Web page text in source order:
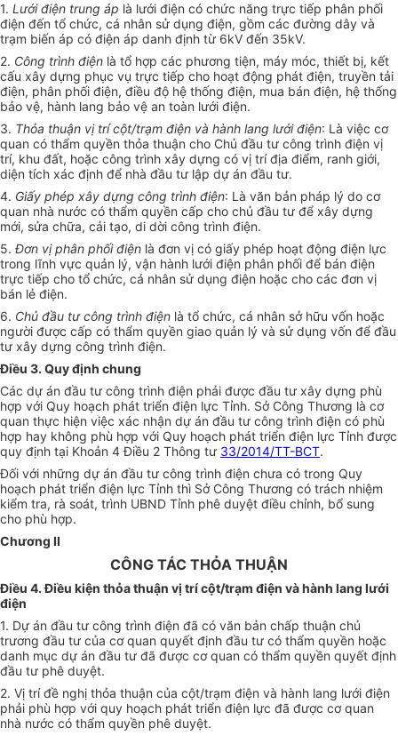
1. Lưới điện trung áp là lưới điện có chức năng trực tiếp phân phối
điện đến tổ chức, cá nhân sử dụng điện, gồm các đường dây và
trạm biến áp có điện áp danh định từ 6kV đến 35kV.
2. Công trình điện là tổ hợp các phương tiện, máy móc, thiết bị, kết
cấu xây dựng phục vụ trực tiếp cho hoạt động phát điện, truyền tải
điện, phân phối điện, điều độ hệ thống điện, mua bán điện, hệ thống
bảo vệ, hành lang bảo vệ an toàn lưới điện.
3. Thỏa thuận vị trí cột/trạm điện và hành lang lưới điện: Là việc cơ
quan có thẩm quyền thỏa thuận cho Chủ đầu tư công trình điện vị
trí, khu đất, hoặc công trình xây dựng có vị trí địa điểm, ranh giới,
diện tích xác định để nhà đầu tư lập dự án đầu tư.
4. Giấy phép xây dựng công trình điện: Là văn bản pháp lý do cơ
quan nhà nước có thẩm quyền cấp cho chủ đầu tư để xây dựng
mới, sửa chữa, cải tạo, di dời công trình điện.
5. Đơn vị phân phối điện là đơn vị có giấy phép hoạt động điện lực
trong lĩnh vực quản lý, vận hành lưới điện phân phối để bán điện
trực tiếp cho tổ chức, cá nhân sử dụng điện hoặc cho các đơn vị
bán lẻ điện.
6. Chủ đầu tư công trình điện là tổ chức, cá nhân sở hữu vốn hoặc
người được cấp có thẩm quyền giao quản lý và sử dụng vốn để đầu
tư xây dựng công trình điện.
Điều 3. Quy định chung
Các dự án đầu tư công trình điện phải được đầu tư xây dựng phù
hợp với Quy hoạch phát triển điện lực Tỉnh. Sở Công Thương là cơ
quan thực hiện việc xác nhận dự án đầu tư công trình điện có phù
hợp hay không phù hợp với Quy hoạch phát triển điện lực Tỉnh được
quy định tại Khoản 4 Điều 2 Thông tư 33/2014/TT-BCT.
Đối với những dự án đầu tư công trình điện chưa có trong Quy
hoạch phát triển điện lực Tỉnh thì Sở Công Thương có trách nhiệm
kiểm tra, rà soát, trình UBND Tỉnh phê duyệt điều chỉnh, bổ sung
cho phù hợp.
Chương II
CÔNG TÁC THỎA THUẬN
Điều 4. Điều kiện thỏa thuận vị trí cột/trạm điện và hành lang lưới
điện
1. Dự án đầu tư công trình điện đã có văn bản chấp thuận chủ
trương đầu tư của cơ quan quyết định đầu tư có thẩm quyền hoặc
danh mục dự án đầu tư đã được cơ quan có thẩm quyền quyết định
đầu tư phê duyệt.
2. Vị trí đề nghị thỏa thuận của cột/trạm điện và hành lang lưới điện
phải phù hợp với quy hoạch phát triển điện lực đã được cơ quan
nhà nước có thẩm quyền phê duyệt.